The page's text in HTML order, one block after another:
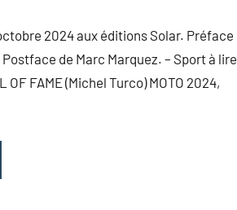
2024 aux éditions Solar. Préface
de Marc Marquez. – Sport à lire
OF FAME (Michel Turco) MOTO 2024,